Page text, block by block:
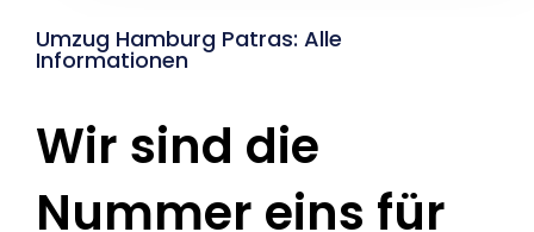
Umzug Hamburg Patras: Alle
Informationen
Wir sind die
Nummer eins für